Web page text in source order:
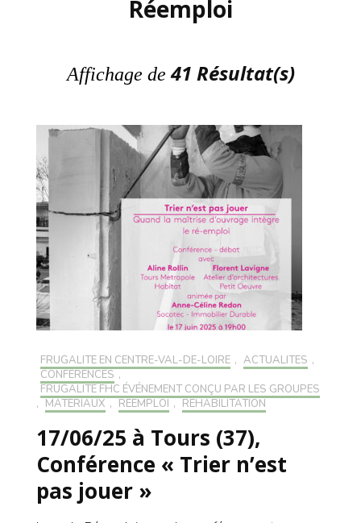
Réemploi
Affichage de41 Résultat(s)
FRUGALITÉ EN CENTRE-VAL-DE-LOIRE , ACTUALITÉS ,
CONFÉRENCES ,
FRUGALITÉ FHC ÉVÉNEMENT CONÇU PAR LES GROUPES
, MATÉRIAUX , RÉEMPLOI , RÉHABILITATION
17/06/25 à Tours (37),
Conférence « Trier n’est
pas jouer »